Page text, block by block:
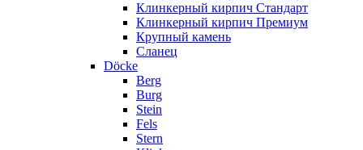
Клинкерный кирпич Стандарт
Клинкерный кирпич Премиум
Крупный камень
Сланец
Döcke
Berg
Burg
Stein
Fels
Stern